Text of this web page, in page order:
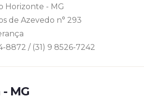
Horizonte - MG
de Azevedo n° 293
8872 / (31) 9 8526-7242
MG